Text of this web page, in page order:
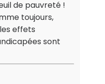
de pauvreté !
toujours,
effets
sont